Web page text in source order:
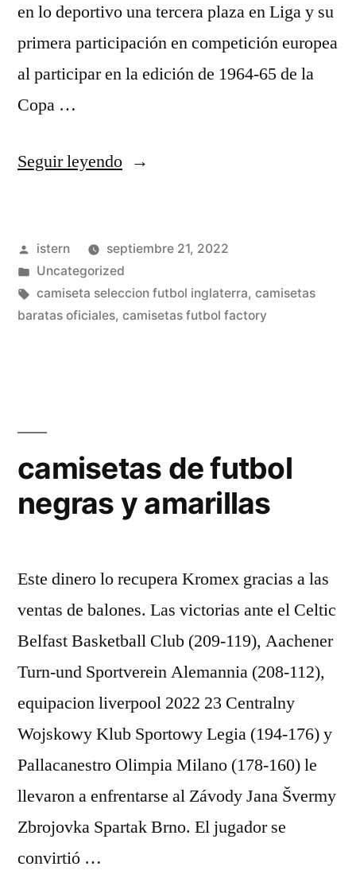
en lo deportivo una tercera plaza en Liga y su
primera participación en competición europea
al participar en la edición de 1964-65 de la
Copa …
Seguir leyendo«camisetas
americano
madrid»
Publicado
por
istern
septiembre 21, 2022
Publicado
en
Uncategorized
Etiquetas:
camiseta seleccion futbol inglaterra, camisetas
baratas oficiales, camisetas futbol factory
camisetas de futbol
negras y amarillas
Este dinero lo recupera Kromex gracias a las
ventas de balones. Las victorias ante el Celtic
Belfast Basketball Club (209-119), Aachener
Turn-und Sportverein Alemannia (208-112),
equipacion liverpool 2022 23 Centralny
Wojskowy Klub Sportowy Legia (194-176) y
Pallacanestro Olimpia Milano (178-160) le
llevaron a enfrentarse al Závody Jana Švermy
Zbrojovka Spartak Brno. El jugador se
convirtió …